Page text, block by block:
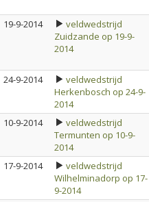
19-9-2014
veldwedstrijd
Zuidzande op 19-9-
2014
24-9-2014
veldwedstrijd
Herkenbosch op 24-9-
2014
10-9-2014
veldwedstrijd
Termunten op 10-9-
2014
17-9-2014
veldwedstrijd
Wilhelminadorp op 17-
9-2014